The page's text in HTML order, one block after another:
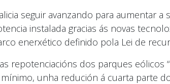
seguir avanzando para aumentar
instalada gracias ás novas
enerxético definido pola Lei de
repotenciacións dos parques
unha redución á cuarta parte